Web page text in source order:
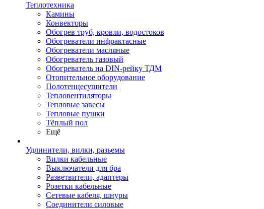
Теплотехника
Камины
Конвекторы
Обогрев труб, кровли, водостоков
Обогреватели инфрактасные
Обогреватели масляные
Обогреватель газовый
Обогреватель на DIN-рейку ТДМ
Отопительное оборудование
Полотенцесушители
Тепловентиляторы
Тепловые завесы
Тепловые пушки
Тёплый пол
Ещё
Удлинители, вилки, разьемы
Вилки кабельные
Выключатели для бра
Разветвители, адаптеры
Розетки кабельные
Сетевые кабеля, шнуры
Соединители силовые